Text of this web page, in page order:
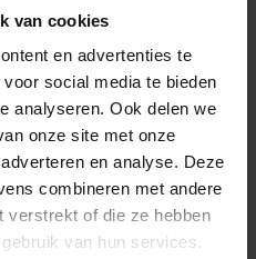
van cookies
en advertenties te
social media te bieden
analyseren. Ook delen we
onze site met onze
en analyse. Deze
combineren met andere
verstrekt of die ze hebben
van hun services.
Connect Contact Grill
18x18 cm BK
€99,00 Incl. btw
€81,82 Excl. btw
Beschikbaar